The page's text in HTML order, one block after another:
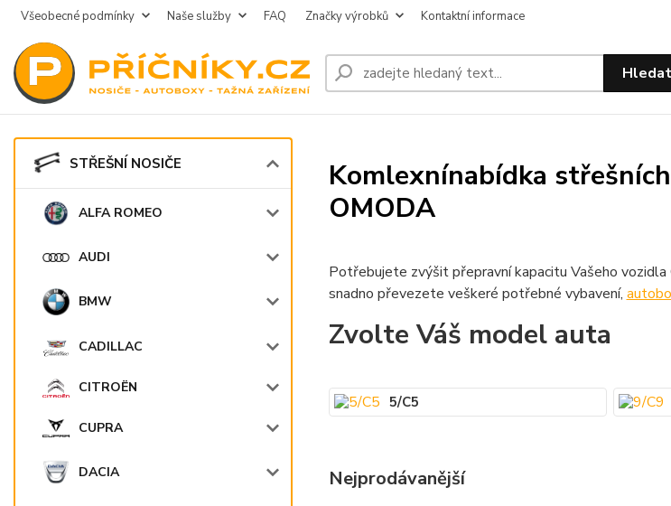
Všeobecné podmínky Naše služby FAQ Značky výrobků Kontaktní informace
Hledat
STŘEŠNÍ NOSIČE
ALFA ROMEO
AUDI
BMW
CADILLAC
CITROËN
CUPRA
DACIA
Komlexnínabídka
OMODA
Potřebujete zvýšit přepravní kapacitu Vašeho vozidla
snadno převezete veškeré potřebné vybavení,
Zvolte Váš model auta
5/C5
Nejprodávanější